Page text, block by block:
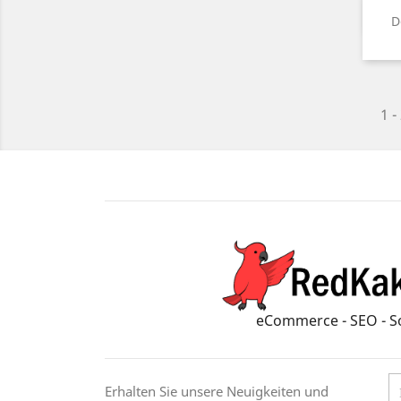
1
eCommerce - SEO -
Erhalten Sie unsere Neuigkeiten und